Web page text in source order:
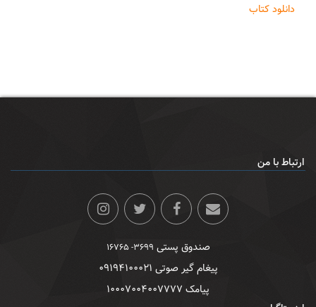
دانلود کتاب
ارتباط با من
صندوق پستی ۳۶۹۹- ۱۶۷۶۵
پیغام گیر صوتی ۰۹۱۹۴۱۰۰۰۲۱
پیامک ۱۰۰۰۷۰۰۴۰۰۷۷۷۷